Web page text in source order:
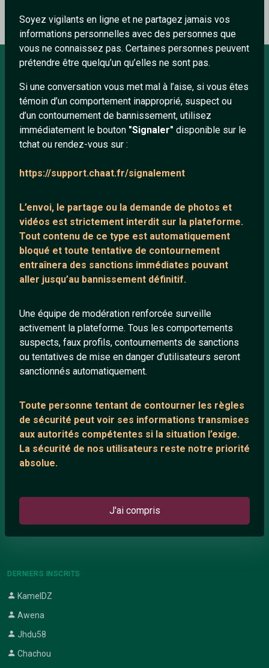
Soyez vigilants en ligne et ne partagez jamais vos
informations personnelles avec des personnes que
vous ne connaissez pas. Certaines personnes peuvent
prétendre être quelqu’un qu’elles ne sont pas.
Si une conversation vous met mal à l’aise, si vous êtes
témoin d’un comportement inapproprié, suspect ou
d’un contournement de bannissement, utilisez
immédiatement le bouton "Signaler" disponible sur le
tchat ou rendez-vous sur :
https://support.chaat.fr/signalement
L’envoi, le partage ou la demande de photos et
vidéos est strictement interdit sur la plateforme.
Tout contenu de ce type est automatiquement
bloqué et toute tentative de contournement
entraînera des sanctions immédiates pouvant
aller jusqu’au bannissement définitif.
Une équipe de modération renforcée surveille
activement la plateforme. Tous les comportements
suspects, faux profils, contournements de sanctions
ou tentatives de mise en danger d’utilisateurs seront
sanctionnés automatiquement.
Toute personne tentant de contourner les règles
de sécurité peut voir ses informations transmises
aux autorités compétentes si la situation l’exige.
La sécurité de nos utilisateurs reste notre priorité
absolue.
J'ai compris
À PROPOS
Conditions générales
À propos
Mentions légales
Protection mineurs
Blog
Salons de discussion
Communauté
Playlists YouTube
Nous contacter
ANNEXE
Support IRC
ARTICLES RÉCENTS
Témoignage de nathanaelle
DERNIERS INSCRITS
KamelDZ
Awena
Jhdu58
Chachou